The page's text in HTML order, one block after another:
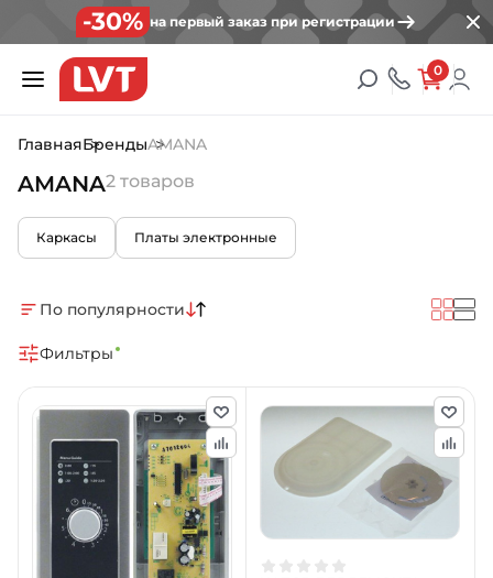
-30% на первый заказ при регистрации
0
ГлавнаяБрендыAMANA
AMANA2 товаров
Каркасы Платы электронные
По популярности
Фильтры